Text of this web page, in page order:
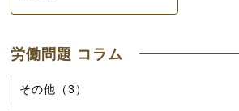
労働問題 コラム
その他（3）